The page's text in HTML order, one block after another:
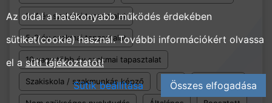
2-4 év szakmai tapasztalat
5-9 év szakmai tapasztalat
10 vagy több év szakmai tapasztalat
Szakiskola / szakmunkás képző OKJ Technikum
Az oldal a hatékonyabb működés érdekében
sütiket(cookie) használ. További információkért olvassa
el a süti tájékoztatót!
Sütik beállítása
Összes elfogadása